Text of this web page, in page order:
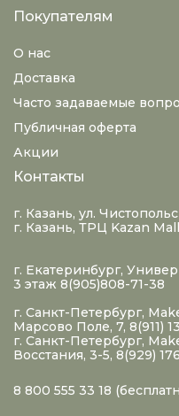
Покупателям
О нас
Доставка
Часто задаваемые
Публичная оферта
Акции
Контакты
г. Казань, ул.
г. Казань, ТРЦ Kazan
г. Екатеринбург,
3 этаж 8(905)808-71-38
г. Санкт-Петербург,
Марсово Поле, 7, 8(911)
г. Санкт-Петербург,
Восстания, 3-5, 8(929)
8 800 555 33 18